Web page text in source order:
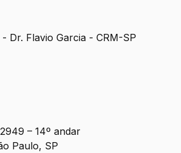
Dr. Flavio Garcia - CRM-SP
– 14º andar
Paulo, SP